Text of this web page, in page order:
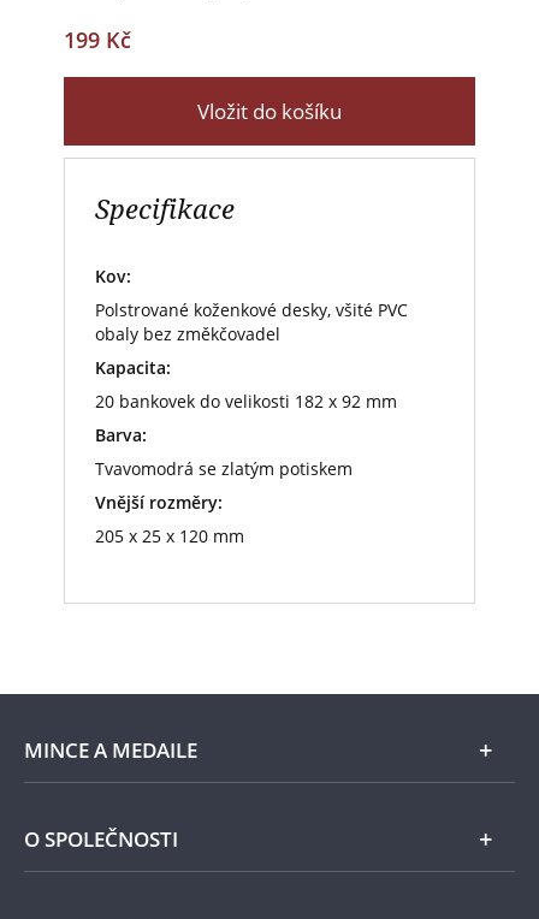
199 Kč
Vložit do košíku
Specifikace
Kov:
Polstrované koženkové desky, všité PVC
obaly bez změkčovadel
Kapacita:
20 bankovek do velikosti 182 x 92 mm
Barva:
Tvavomodrá se zlatým potiskem
Vnější rozměry:
205 x 25 x 120 mm
MINCE A MEDAILE
E-shop
O SPOLEČNOSTI